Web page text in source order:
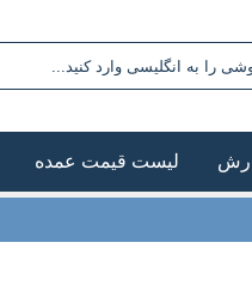
لیست قیمت عمده